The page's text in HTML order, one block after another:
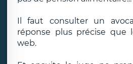
Il faut consulter un
réponse plus précise que
web.